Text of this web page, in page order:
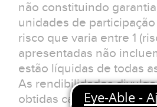
não constituindo
unidades de
risco que varia entre 1
apresentadas não
estão líquidas de todas
As rendibilidades
obtidas caso o